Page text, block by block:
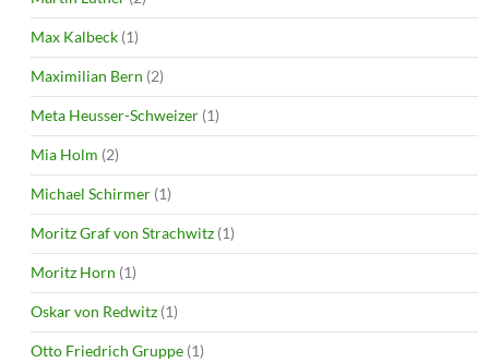
Max Kalbeck (1)
Maximilian Bern (2)
Meta Heusser-Schweizer (1)
Mia Holm (2)
Michael Schirmer (1)
Moritz Graf von Strachwitz (1)
Moritz Horn (1)
Oskar von Redwitz (1)
Otto Friedrich Gruppe (1)